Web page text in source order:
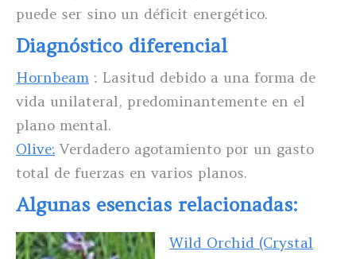
puede ser sino un déficit energético.
Diagnóstico diferencial
Hornbeam : Lasitud debido a una forma de
vida unilateral, predominantemente en el
plano mental.
Olive: Verdadero agotamiento por un gasto
total de fuerzas en varios planos.
Algunas esencias relacionadas:
Wild Orchid (Crystal